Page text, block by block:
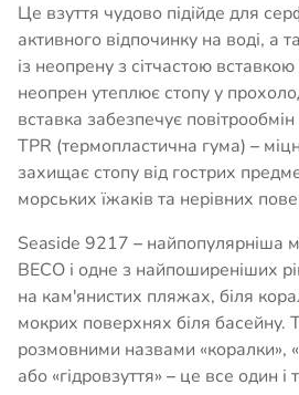
Це взуття чудово підійде для
активного відпочинку на воді, а
із неопрену з сітчастою вставкою
неопрен утеплює стопу у
вставка забезпечує
TPR (термопластична гума) –
захищає стопу від гострих
морських їжаків та нерівних
Seaside 9217 – найпопулярніша
BECO і одне з найпоширеніших
на кам'янистих пляжах, біля
мокрих поверхнях біля басейну.
розмовними назвами «коралки»,
або «гідровзуття» – це все один і